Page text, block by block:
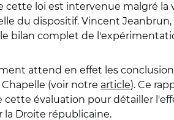
cette loi est intervenue malgré
du dispositif. Vincent
bilan complet de
attend en effet les
(voir notre article). Ce
cette évaluation pour détailler
la Droite républicaine.